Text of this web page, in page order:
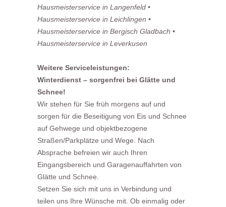
Hausmeisterservice in Langenfeld •
Hausmeisterservice in Leichlingen •
Hausmeisterservice in Bergisch Gladbach •
Hausmeisterservice in Leverkusen
Weitere Serviceleistungen:
Winterdienst – sorgenfrei bei Glätte und
Schnee!
Wir stehen für Sie früh morgens auf und
sorgen für die Beseitigung von Eis und Schnee
auf Gehwege und objektbezogene
Straßen/Parkplätze und Wege. Nach
Absprache befreien wir auch Ihren
Eingangsbereich und Garagenauffahrten von
Glätte und Schnee.
Setzen Sie sich mit uns in Verbindung und
teilen uns Ihre Wünsche mit. Ob einmalig oder